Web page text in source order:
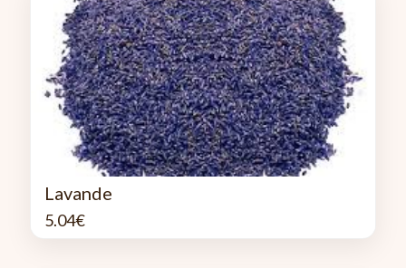
Lavande
5.04€